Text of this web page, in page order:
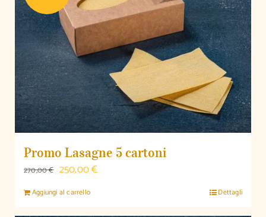
Promo Lasagne 5 cartoni
270,00€ Il
prezzo
250,00€Il
Aggiungi al carrello Dettagli